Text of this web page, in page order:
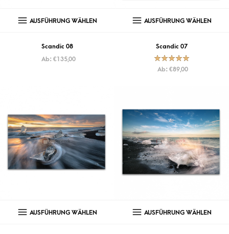
AUSFÜHRUNG WÄHLEN
Scandic 08
Ab: €135,00
AUSFÜHRUNG WÄHLEN
Scandic 07
Bewertet mit
5.00 von
Ab: €89,00
AUSFÜHRUNG WÄHLEN AUSFÜHRUNG WÄHLEN